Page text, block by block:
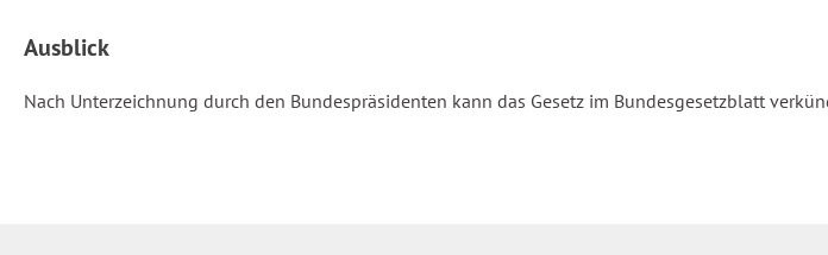
Ausblick
Nach Unterzeichnung durch den Bundespräsidenten kann das Gesetz im Bundesgesetzblatt